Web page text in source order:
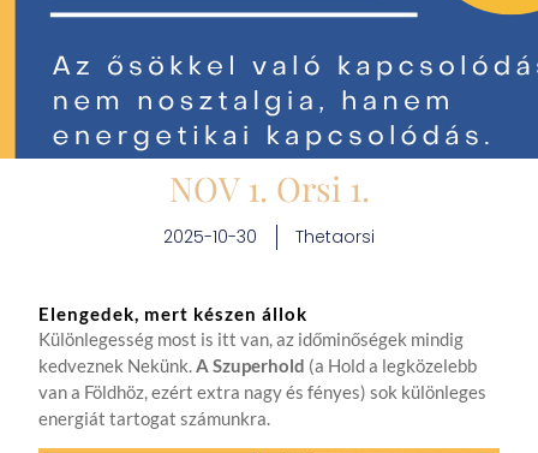
NOV 1. Orsi 1.
2025-10-30 Thetaorsi
Elengedek, mert készen állok
Különlegesség most is itt van, az időminőségek mindig
kedveznek Nekünk.A Szuperhold (a Hold a legközelebb
van a Földhöz, ezért extra nagy és fényes) sok különleges
energiát tartogat számunkra.